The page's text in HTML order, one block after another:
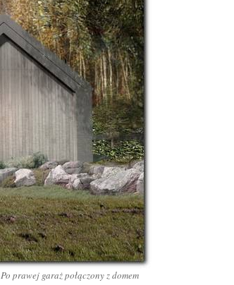
prawej garaż połączony z domem